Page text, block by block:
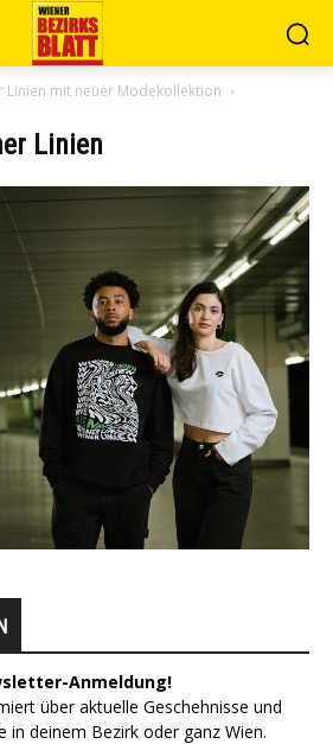
Linien mit neuer Modekollektion
Linien
Anmeldung!
über aktuelle Geschehnisse und
in deinem Bezirk oder ganz Wien.